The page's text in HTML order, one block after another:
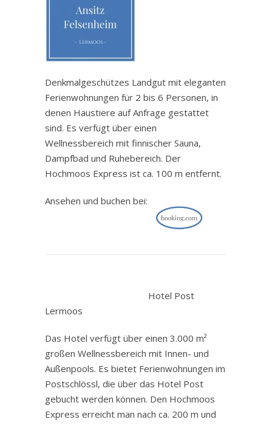
Denkmalgeschützes Landgut mit eleganten
Ferienwohnungen für 2 bis 6 Personen, in
denen Haustiere auf Anfrage gestattet
sind. Es verfügt über einen
Wellnessbereich mit finnischer Sauna,
Dampfbad und Ruhebereich. Der
Hochmoos Express ist ca. 100 m entfernt.
Ansehen und buchen bei:
Hotel Post
Lermoos
Das Hotel verfügt über einen 3.000 m²
großen Wellnessbereich mit Innen- und
Außenpools. Es bietet Ferienwohnungen im
Postschlössl, die über das Hotel Post
gebucht werden können. Den Hochmoos
Express erreicht man nach ca. 200 m und